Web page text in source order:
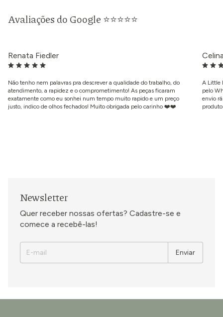
Avaliações do Google ⭐⭐⭐⭐⭐
Renata Fiedler
Não tenho nem palavras pra descrever a qualidade do trabalho, do
atendimento, a rapidez e o comprometimento! As peças ficaram
exatamente como eu sonhei num tempo muito rapido e um preço
justo, indico de olhos fechados! Muito obrigada pelo carinho ❤️❤️
A Little
pelo
envio
Newsletter
Quer receber nossas ofertas? Cadastre-se e
comece a recebê-las!